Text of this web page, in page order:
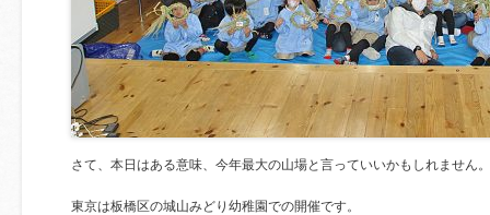
さて、本日はある意味、今年最大の山場と言っていいかもしれません。
東京は板橋区の城山みどり幼稚園での開催です。